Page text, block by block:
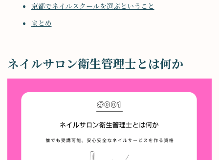
京都でネイルスクールを選ぶということ
まとめ
ネイルサロン衛生管理士とは何か